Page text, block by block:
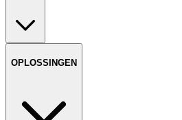
OPLOSSINGEN